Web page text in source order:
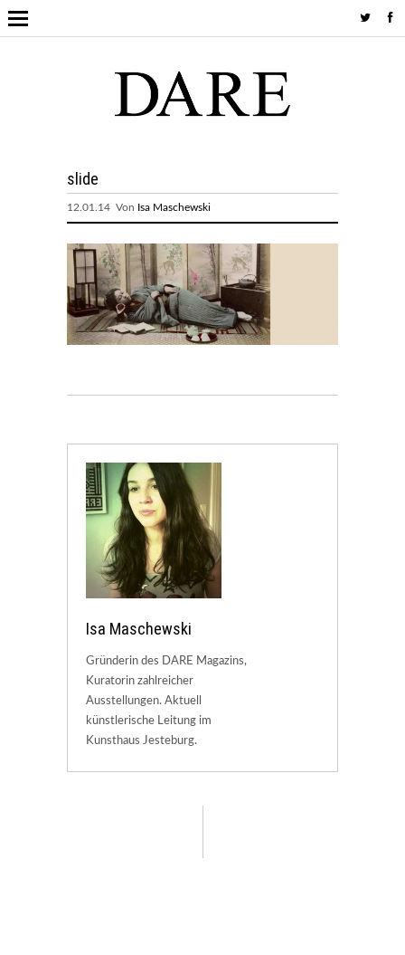
slide
12.01.14 Von Isa Maschewski
Isa Maschewski
Gründerin des DARE Magazins,
Kuratorin zahlreicher
Ausstellungen. Aktuell
künstlerische Leitung im
Kunsthaus Jesteburg.